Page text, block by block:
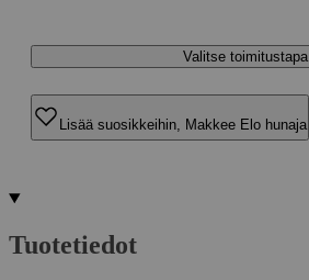
Valitse toimitustapa
Lisää suosikkeihin, Makkee Elo hunaja
Tuotetiedot